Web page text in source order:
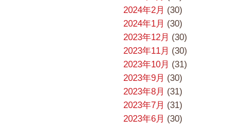
2024年2月 (30)
2024年1月 (30)
2023年12月 (30)
2023年11月 (30)
2023年10月 (31)
2023年9月 (30)
2023年8月 (31)
2023年7月 (31)
2023年6月 (30)